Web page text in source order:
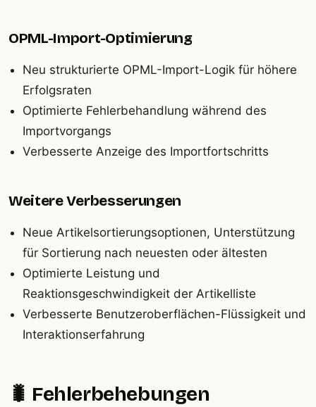
OPML-Import-Optimierung
Neu strukturierte OPML-Import-Logik für höhere
Erfolgsraten
Optimierte Fehlerbehandlung während des
Importvorgangs
Verbesserte Anzeige des Importfortschritts
Weitere Verbesserungen
Neue Artikelsortierungsoptionen, Unterstützung
für Sortierung nach neuesten oder ältesten
Optimierte Leistung und
Reaktionsgeschwindigkeit der Artikelliste
Verbesserte Benutzeroberflächen-Flüssigkeit und
Interaktionserfahrung
🐛 Fehlerbehebungen